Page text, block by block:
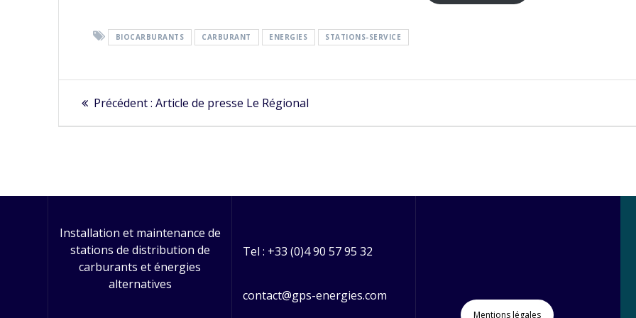
BIOCARBURANTS CARBURANT ENERGIES STATIONS-SERVICE
Navigation
de
Précédent : Article
Article de presse Le Régional
Installation et maintenance de
stations de distribution de
carburants et énergies
alternatives
Tel : +33 (0)4 90 57 95 32
contact@gps-energies.com
Mentions légales